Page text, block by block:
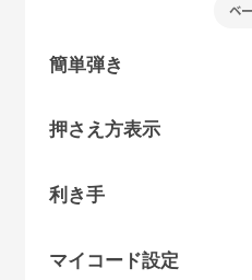
ベ
簡単弾き
押さえ方表示
利き手
マイコード設定